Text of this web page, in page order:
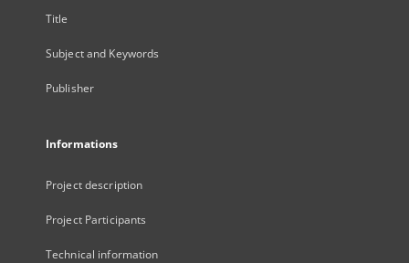
Title
Subject and Keywords
Publisher
Informations
Project description
Project Participants
Technical information